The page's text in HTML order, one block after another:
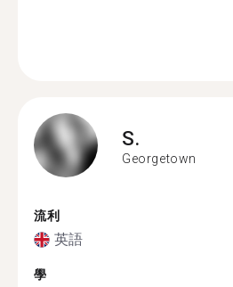
S.
Georgetown
流利
英語
學